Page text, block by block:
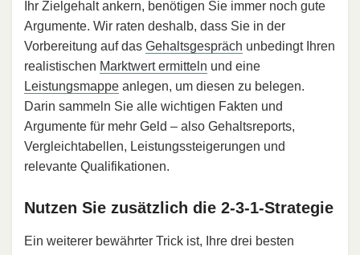
Ihr Zielgehalt ankern, benötigen Sie immer noch gute
Argumente. Wir raten deshalb, dass Sie in der
Vorbereitung auf das Gehaltsgespräch unbedingt Ihren
realistischen Marktwert ermitteln und eine
Leistungsmappe anlegen, um diesen zu belegen.
Darin sammeln Sie alle wichtigen Fakten und
Argumente für mehr Geld – also Gehaltsreports,
Vergleichtabellen, Leistungssteigerungen und
relevante Qualifikationen.
Nutzen Sie zusätzlich die 2-3-1-Strategie
Ein weiterer bewährter Trick ist, Ihre drei besten